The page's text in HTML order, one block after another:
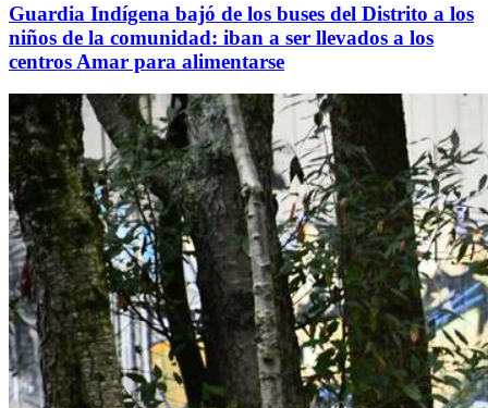
Guardia Indígena bajó de los buses del Distrito a los
niños de la comunidad: iban a ser llevados a los
centros Amar para alimentarse